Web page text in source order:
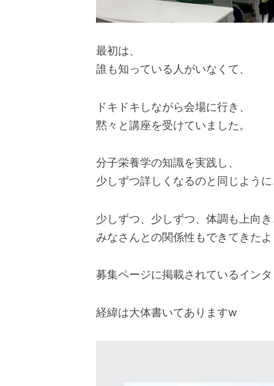
最初は、
誰も知っている人がいなくて、
ドキドキしながら会場に行き、
黙々と講座を受けていました。
分子栄養学の知識を実践し、
少しずつ詳しくなるのと同じよう
少しずつ、少しずつ、体調も上向
みなさんとの関係性もできてきた
募集ページに掲載されているイン
経緯は大体書いてありますw